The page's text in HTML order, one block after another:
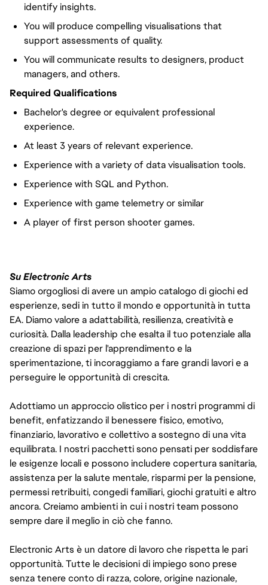
identify insights.
You will produce compelling visualisations that
support assessments of quality.
You will communicate results to designers, product
managers, and others.
Required Qualifications
Bachelor's degree or equivalent professional
experience.
At least 3 years of relevant experience.
Experience with a variety of data visualisation tools.
Experience with SQL and Python.
Experience with game telemetry or similar
A player of first person shooter games.
Su Electronic Arts
Siamo orgogliosi di avere un ampio catalogo di giochi ed
esperienze, sedi in tutto il mondo e opportunità in tutta
EA. Diamo valore a adattabilità, resilienza, creatività e
curiosità. Dalla leadership che esalta il tuo potenziale alla
creazione di spazi per l'apprendimento e la
sperimentazione, ti incoraggiamo a fare grandi lavori e a
perseguire le opportunità di crescita.
Adottiamo un approccio olistico per i nostri programmi di
benefit, enfatizzando il benessere fisico, emotivo,
finanziario, lavorativo e collettivo a sostegno di una vita
equilibrata. I nostri pacchetti sono pensati per soddisfare
le esigenze locali e possono includere copertura sanitaria,
assistenza per la salute mentale, risparmi per la pensione,
permessi retribuiti, congedi familiari, giochi gratuiti e altro
ancora. Creiamo ambienti in cui i nostri team possono
sempre dare il meglio in ciò che fanno.
Electronic Arts è un datore di lavoro che rispetta le pari
opportunità. Tutte le decisioni di impiego sono prese
senza tenere conto di razza, colore, origine nazionale,